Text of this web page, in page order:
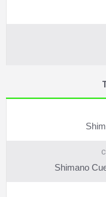
Shimano